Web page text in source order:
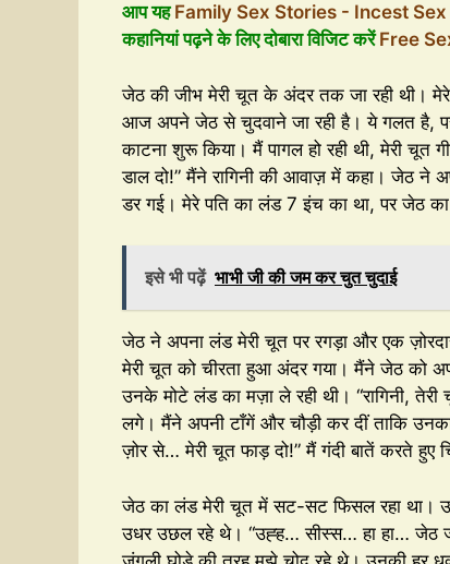
आप यहFamily Sex Stories - Incest
कहानियां पढ़ने के लिए दोबारा विजिट करेंFree
जेठ की जीभ मेरी चूत के अंदर तक जा रही थी।
आज अपने जेठ से चुदवाने जा रही है। ये गलत है, पर
काटना शुरू किया। मैं पागल हो रही थी, मेरी
डाल दो!” मैंने रागिनी की आवाज़ में कहा। जेठ ने
डर गई। मेरे पति का लंड 7 इंच का था, पर जेठ
इसे भी पढ़ें भाभी जी की जम कर चुत चुदाई
जेठ ने अपना लंड मेरी चूत पर रगड़ा और एक
मेरी चूत को चीरता हुआ अंदर गया। मैंने जेठ को
उनके मोटे लंड का मज़ा ले रही थी। “रागिनी,
लगे। मैंने अपनी टाँगें और चौड़ी कर दीं ताकि
ज़ोर से… मेरी चूत फाड़ दो!” मैं गंदी बातें करते हुए
जेठ का लंड मेरी चूत में सट-सट फिसल रहा
उधर उछल रहे थे। “उह्ह… सीस्स… हा हा… जेठ